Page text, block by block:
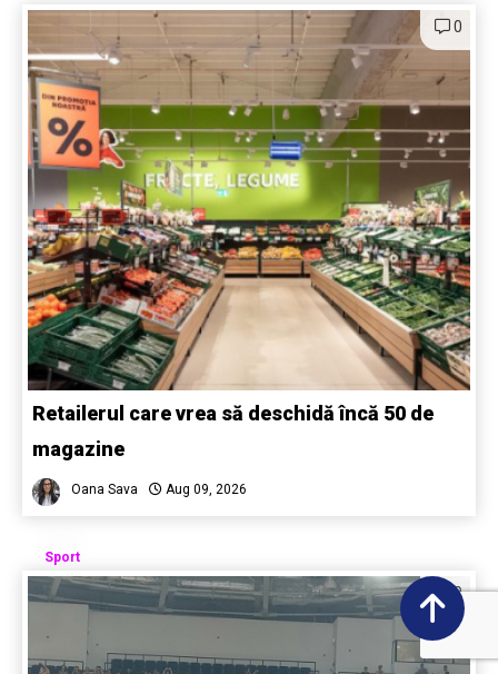
0
Retailerul care vrea să deschidă încă 50 de
magazine
Oana Sava Aug 09, 2026
Sport
0